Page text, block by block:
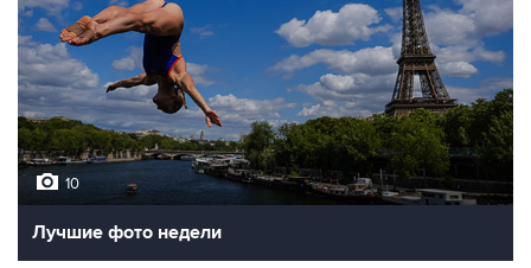
10
Лучшие фото недели